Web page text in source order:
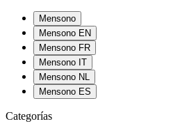
Mensono
Mensono EN
Mensono FR
Mensono IT
Mensono NL
Mensono ES
Categorías